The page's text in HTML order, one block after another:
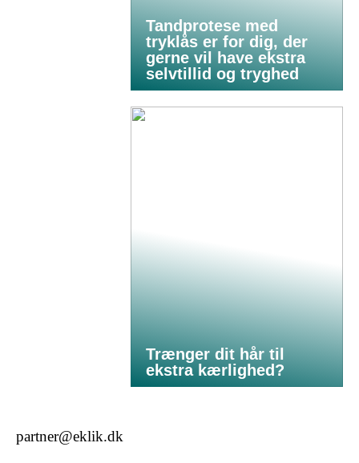
Tandprotese med
tryklås er for dig, der
gerne vil have ekstra
selvtillid og tryghed
Trænger dit hår til
ekstra kærlighed?
partner@eklik.dk